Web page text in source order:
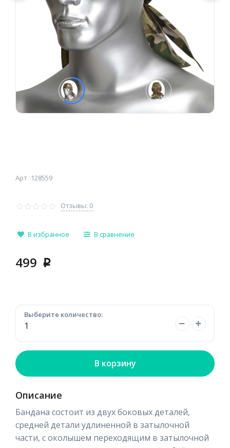
Арт 128559
Отзывы: 0
В избранное В сравнение
499 p
Выберите количество:
В корзину
Описание
Бандана состоит из двух боковых деталей,
средней детали удлиненной в затылочной
части, с околышем переходящим в затылочной